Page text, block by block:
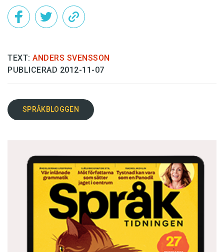
TEXT: ANDERS SVENSSON
PUBLICERAD 2012-11-07
SPRÅKBLOGGEN